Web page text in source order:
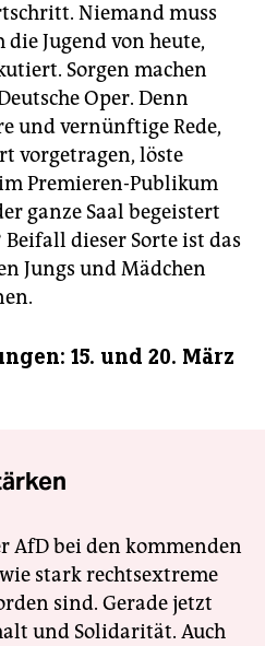
Niemand muss
die Jugend von heute,
Sorgen machen
Oper. Denn
und vernünftige Rede,
vorgetragen, löste
Premieren-Publikum
ganze Saal begeistert
dieser Sorte ist das
Jungs und Mädchen
15. und 20. März
AfD bei den kommenden
stark rechtsextreme
sind. Gerade jetzt
und Solidarität. Auch